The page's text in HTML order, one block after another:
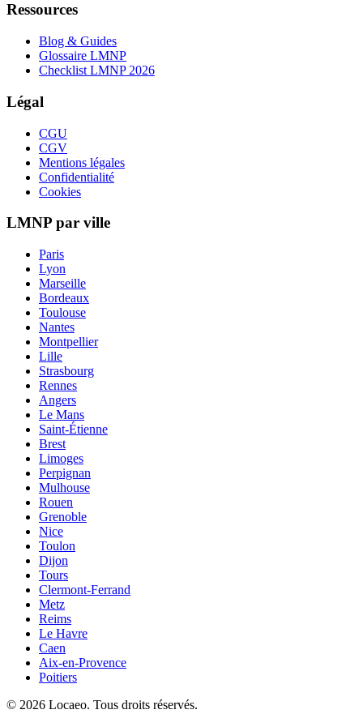
Ressources
Blog & Guides
Glossaire LMNP
Checklist LMNP 2026
Légal
CGU
CGV
Mentions légales
Confidentialité
Cookies
LMNP par ville
Paris
Lyon
Marseille
Bordeaux
Toulouse
Nantes
Montpellier
Lille
Strasbourg
Rennes
Angers
Le Mans
Saint-Étienne
Brest
Limoges
Perpignan
Mulhouse
Rouen
Grenoble
Nice
Toulon
Dijon
Tours
Clermont-Ferrand
Metz
Reims
Le Havre
Caen
Aix-en-Provence
Poitiers
© 2026 Locaeo. Tous droits réservés.